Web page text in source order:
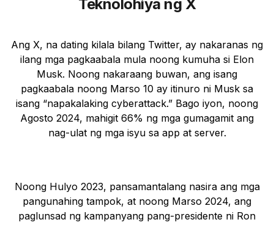
Teknolohiya ng X
Ang X, na dating kilala bilang Twitter, ay nakaranas ng
ilang mga pagkaabala mula noong kumuha si Elon
Musk. Noong nakaraang buwan, ang isang
pagkaabala noong Marso 10 ay itinuro ni Musk sa
isang “napakalaking cyberattack.” Bago iyon, noong
Agosto 2024, mahigit 66% ng mga gumagamit ang
nag-ulat ng mga isyu sa app at server.
Noong Hulyo 2023, pansamantalang nasira ang mga
pangunahing tampok, at noong Marso 2024, ang
paglunsad ng kampanyang pang-presidente ni Ron